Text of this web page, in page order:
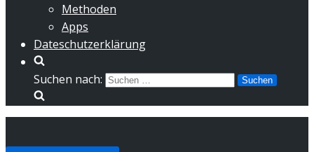
Methoden
Apps
Dateschutzerklärung
Suchen nach: